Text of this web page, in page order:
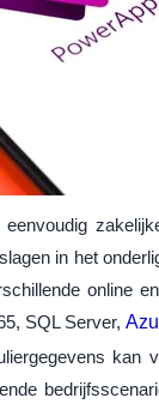
in het
online
SQL Server,
kan